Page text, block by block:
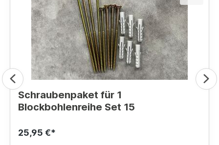
Schraubenpaket für 1
Blockbohlenreihe Set 15
25,95 €*